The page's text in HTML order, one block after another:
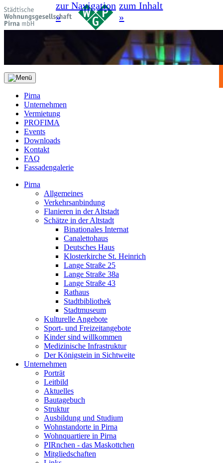
zur Navigation
»
zum Inhalt
»
Pirna
Unternehmen
Vermietung
PROFIMA
Events
Downloads
Kontakt
FAQ
Fassadengalerie
Pirna
Allgemeines
Verkehrsanbindung
Flanieren in der Altstadt
Schätze in der Altstadt
Binationales Internat
Canalettohaus
Deutsches Haus
Klosterkirche St. Heinrich
Lange Straße 25
Lange Straße 38a
Lange Straße 43
Rathaus
Stadtbibliothek
Stadtmuseum
Kulturelle Angebote
Sport- und Freizeitangebote
Kinder sind willkommen
Medizinische Infrastruktur
Der Königstein in Sichtweite
Unternehmen
Porträt
Leitbild
Aktuelles
Bautagebuch
Struktur
Ausbildung und Studium
Wohnstandorte in Pirna
Wohnquartiere in Pirna
PIRnchen - das Maskottchen
Mitgliedschaften